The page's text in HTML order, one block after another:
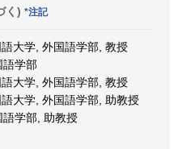
く) *注記
大学, 外国語学部, 教授
語学部
大学, 外国語学部, 教授
大学, 外国語学部, 助教授
学部, 助教授